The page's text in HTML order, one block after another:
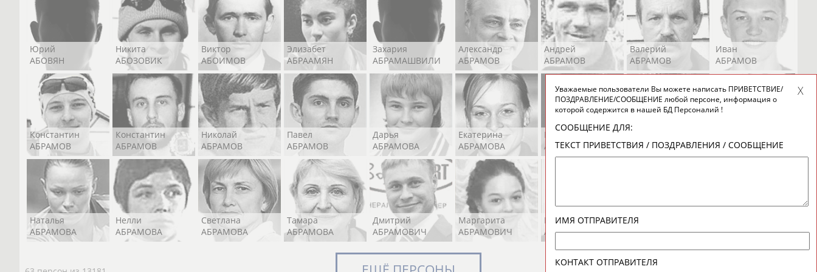
Юрий
АБОВЯН
Никита
АБОЗОВИК
Виктор
АБОИМОВ
Элизабет
АБРААМЯН
Захария
АБРАМАШВИЛИ
Александр
АБРАМОВ
Андрей
АБРАМОВ
Валерий
АБРАМОВ
Иван
АБРАМОВ
Константин
АБРАМОВ
Константин
АБРАМОВ
Николай
АБРАМОВ
Павел
АБРАМОВ
Дарья
АБРАМОВА
Екатерина
АБРАМОВА
Екатерина
АБРАМОВА
Ирина
АБРАМОВА
АБРАМОВА
Наталья
АБРАМОВА
Нелли
АБРАМОВА
Светлана
АБРАМОВА
Тамара
АБРАМОВА
Дмитрий
АБРАМОВИЧ
Маргарита
АБРАМОВИЧ
Иракли
АБРАМЯН
Осеп
АБРАМЯН
АБРАРОВ
Уважаемые пользователи Вы можете написать ПРИВЕТСТВИЕ/
ПОЗДРАВЛЕНИЕ/СООБЩЕНИЕ любой персоне, информация о
которой содержится в нашей БД Персоналий !
СООБЩЕНИЕ ДЛЯ:
ТЕКСТ ПРИВЕТСТВИЯ / ПОЗДРАВЛЕНИЯ / СООБЩЕНИЕ
ИМЯ ОТПРАВИТЕЛЯ
КОНТАКТ ОТПРАВИТЕЛЯ